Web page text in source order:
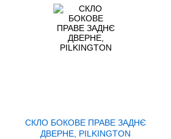
СКЛО БОКОВЕ ПРАВЕ ЗАДНЄ
ДВЕРНЕ, PILKINGTON